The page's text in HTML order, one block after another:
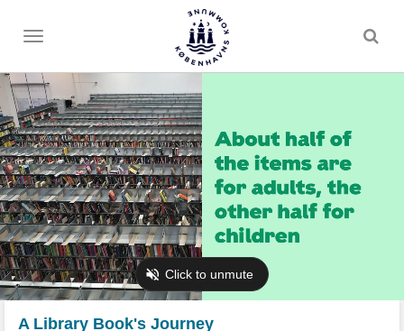
Toggle
A Library Book's Journey